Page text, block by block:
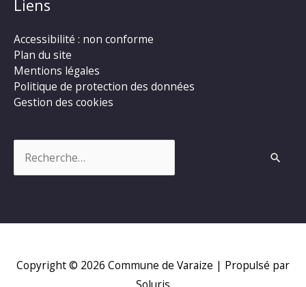
Liens
Accessibilité : non conforme
Plan du site
Mentions légales
Politique de protection des données
Gestion des cookies
Copyright © 2026 Commune de Varaize | Propulsé par
Soluris